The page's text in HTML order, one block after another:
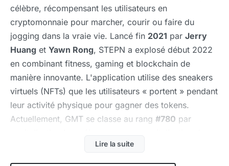
célèbre, récompensant les utilisateurs en
cryptomonnaie pour marcher, courir ou faire du
jogging dans la vraie vie. Lancé fin 2021 par Jerry
Huang et Yawn Rong, STEPN a explosé début 2022
en combinant fitness, gaming et blockchain de
manière innovante. L'application utilise des sneakers
virtuels (NFTs) que les utilisateurs « portent » pendant
leur activité physique pour gagner des tokens.
Actuellement, GMT se classe au rang #780 par
analyse fondamentale de
STEPN.
Lire la suite